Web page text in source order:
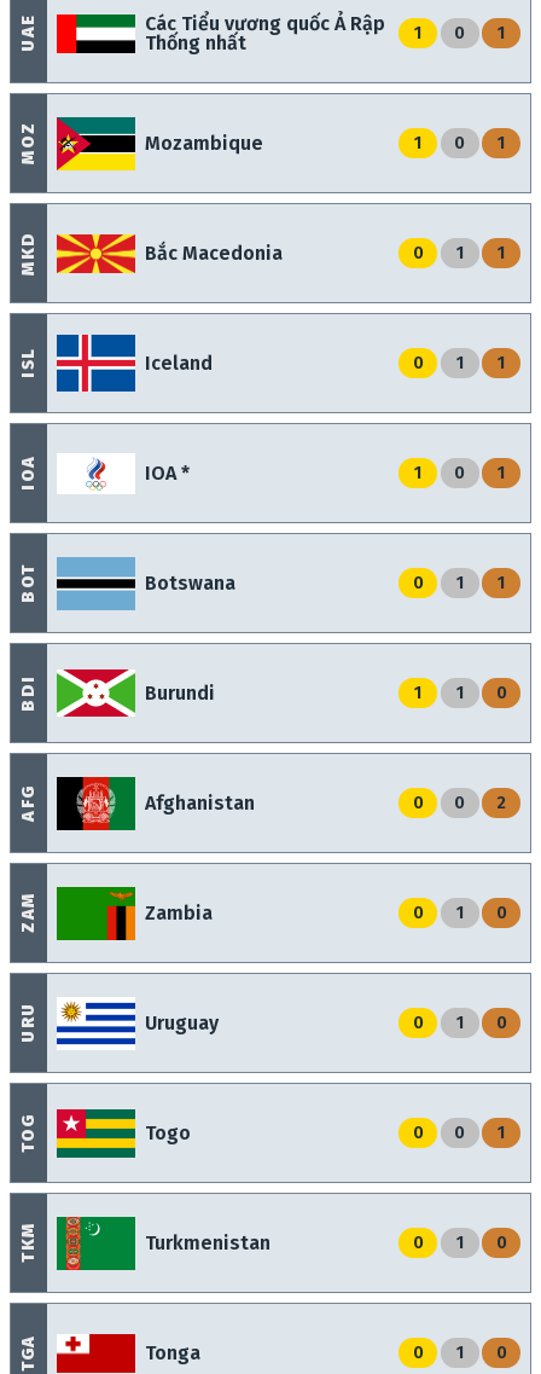
AFG Afghanistan 0 0 2
BDI Burundi 1 1 0
BOT Botswana 0 1 1
IOA IOA * 1 0 1
ISL Iceland 0 1 1
MKD Bắc Macedonia 0 1 1
MOZ Mozambique 1 0 1
TGA Tonga 0 1 0
TKM Turkmenistan 0 1 0
TOG Togo 0 0 1
UAE
Các Tiểu vương quốc Ả Rập
Thống nhất
1 0 1
URU Uruguay 0 1 0
ZAM Zambia 0 1 0